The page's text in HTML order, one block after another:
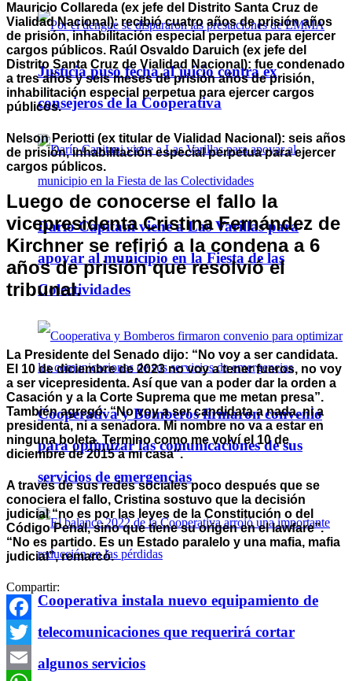
Justicia puso fecha al juicio contra ex
consejeros de la Cooperativa
Darío Capitani viene a Las Varillas para
apoyar al municipio en la Fiesta de las
Colectividades
Cooperativa y Bomberos firmaron convenio
para optimizar las comunicaciones de sus
servicios de emergencias
Cooperativa instala nuevo equipamiento de
telecomunicaciones que requerirá cortar
algunos servicios
Mauricio Collareda (ex jefe del Distrito Santa Cruz de
Vialidad Nacional): recibió cuatro años de prisión años
de prisión, inhabilitación especial perpetua para ejercer
cargos públicos. Raúl Osvaldo Daruich (ex jefe del
Distrito Santa Cruz de Vialidad Nacional): fue condenado
a tres años y seis meses de prisión años de prisión,
inhabilitación especial perpetua para ejercer cargos
públicos.
Nelson Periotti (ex titular de Vialidad Nacional): seis años
de prisión, inhabilitación especial perpetua para ejercer
cargos públicos.
Luego de conocerse el fallo la
vicepresidenta Cristina Fernández de
Kirchner se refirió a la condena a 6
años de prisión que resolvió el
tribunal.
La Presidente del Senado dijo: “No voy a ser candidata.
El 10 de diciembre de 2023 no voy a tener fueros, no voy
a ser vicepresidenta. Así que van a poder dar la orden a
Casación y a la Corte Suprema que me metan presa”.
También agregó: “No voy a ser candidata a nada, ni a
presidenta, ni a senadora. Mi nombre no va a estar en
ninguna boleta. Termino como me volví el 10 de
diciembre de 2015 a mi casa″.
A través de sus redes sociales poco después que se
conociera el fallo, Cristina sostuvo que la decisión
judicial “no es por las leyes de la Constitución o del
Código Penal, sino que tiene su origen en el lawfare”.
“No es partido. Es un Estado paralelo y una mafia, mafia
judicial”, remarcó.
Compartir:
Facebook
Twitter